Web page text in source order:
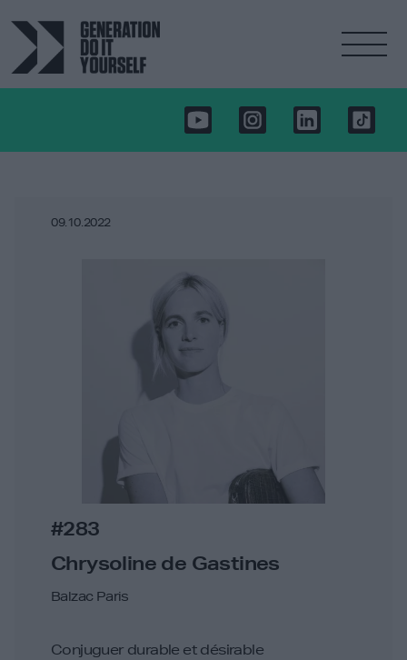
09.10.2022
#283
Chrysoline de Gastines
Balzac Paris
Conjuguer durable et désirable